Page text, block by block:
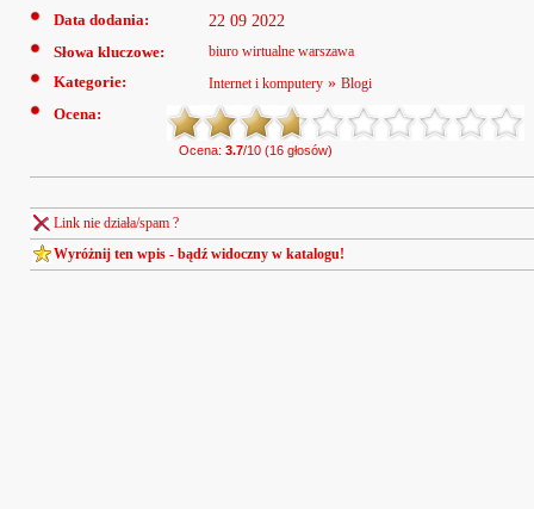
Data dodania: 22 09 2022
Słowa kluczowe: biuro wirtualne warszawa
Kategorie: Internet i komputery » Blogi
Ocena:
Ocena: 3.7/10 (16 głosów)
Link nie działa/spam ?
Wyróżnij ten wpis - bądź widoczny w katalogu!